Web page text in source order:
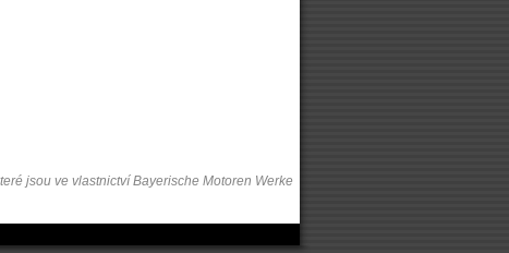
jsou ve vlastnictví Bayerische Motoren Werke